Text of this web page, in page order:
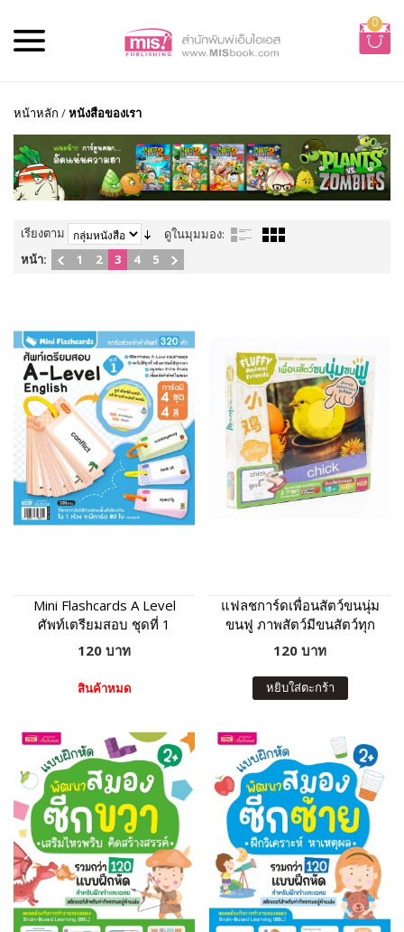
0
หน้าหลัก /หนังสือของเรา
เรียงตาม
ดูในมุมมอง:
หน้า:
1 2 3 4 5
Mini Flashcards A Level
ศัพท์เตรียมสอบ ชุดที่ 1
120 บาท
สินค้าหมด
แฟลชการ์ดเพื่อนสัตว์ขนนุ่ม
ขนฟู ภาพสัตว์มีขนสัตว์ทุก
แผ่น พร้อมคำศัพท์ 3 ภาษา
ฝึกเขียนได้
120 บาท
หยิบใส่ตะกร้า